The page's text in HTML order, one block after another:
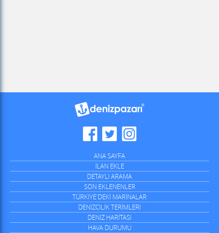
ANA SAYFA
İLAN EKLE
DETAYLI ARAMA
SON EKLENENLER
TÜRKİYE'DEKİ MARİNALAR
DENİZCİLİK TERİMLERİ
DENİZ HARİTASI
HAVA DURUMU